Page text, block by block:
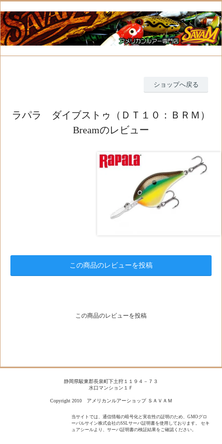
ショップへ戻る
ラパラ ダイブストゥ（ＤＴ１０：ＢＲＭ）
Breamのレビュー
この商品のレビューを投稿
この商品のレビューを投稿
静岡県駿東郡長泉町下土狩１１９４－７３
水口マンション１Ｆ
Copyright 2010 アメリカンルアーショップ ＳＡＶＡＭ
当サイトでは、通信情報の暗号化と実在性の証明のため、GMOグロ
ーバルサイン株式会社のSSLサーバ証明書を使用しております。 セキ
ュアシールより、サーバ証明書の検証結果をご確認ください。